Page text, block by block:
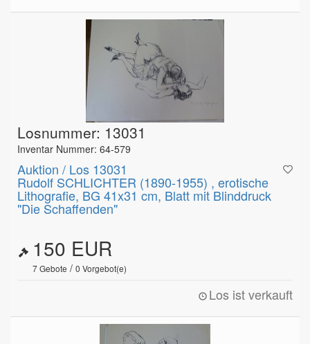
Losnummer: 13031
Inventar Nummer: 64-579
Auktion / Los 13031
Rudolf SCHLICHTER (1890-1955) , erotische
Lithografie, BG 41x31 cm, Blatt mit Blinddruck
"Die Schaffenden"
150 EUR
7Gebote / 0 Vorgebot(e)
Los ist verkauft